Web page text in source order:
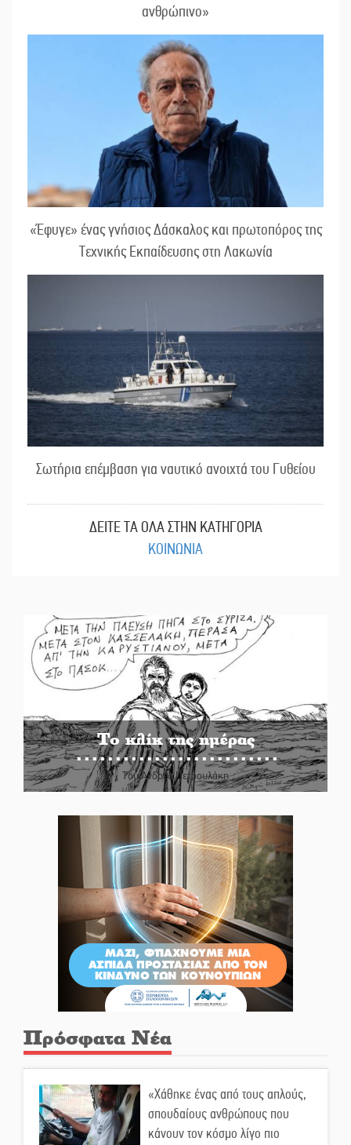
ανθρώπινο»
«Έφυγε» ένας γνήσιος Δάσκαλος και πρωτοπόρος της
Τεχνικής Εκπαίδευσης στη Λακωνία
Σωτήρια επέμβαση για ναυτικό ανοιχτά του Γυθείου
ΔΕΙΤΕ ΤΑ ΟΛΑ ΣΤΗΝ ΚΑΤΗΓΟΡΙΑ
ΚΟΙΝΩΝΙΑ
Το κλίκ της ημέρας
Του Ανδρέα Πετρουλάκη
Πρόσφατα Νέα
«Χάθηκε ένας από τους απλούς,
σπουδαίους ανθρώπους που
κάνουν τον κόσμο λίγο πιο